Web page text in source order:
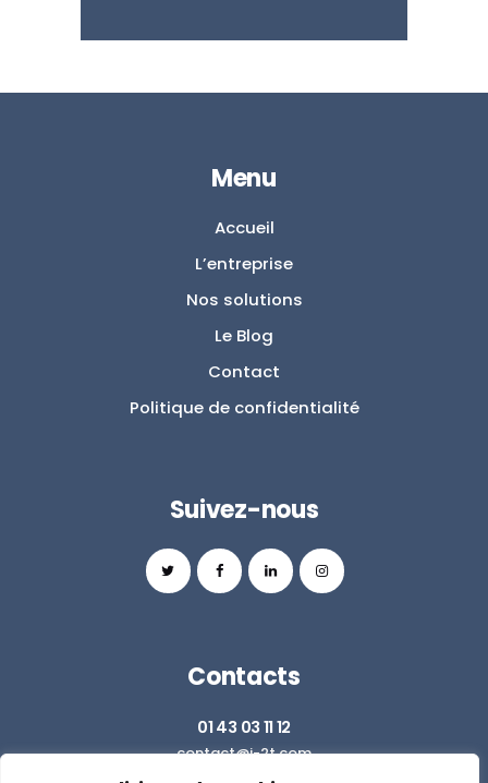
Menu
Accueil
L’entreprise
Nos solutions
Le Blog
Contact
Politique de confidentialité
Suivez-nous
Contacts
01 43 03 11 12
contact@i-2t.com